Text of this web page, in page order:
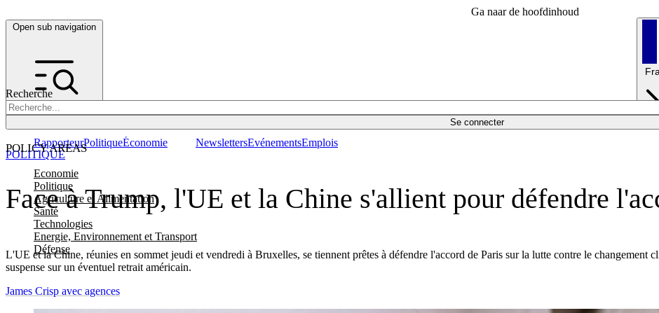
Ga naar de hoofdinhoud
Open sub navigation
Recherche
Se connecter
POLICY AREAS
Economie
Politique
Agriculture et Alimentation
Santé
Technologies
Energie, Environnement et Transport
Défense
RapporteurPolitiqueÉconomie NewslettersEvénementsEmplois
Face à Trump, l'UE et la Chine s'allient pour défendre
L'UE et la Chine, réunies en sommet jeudi et vendredi à Bruxelles, se tiennent prêtes à défendre l'accord de Paris sur la lutte contre le
suspense sur un éventuel retrait américain.
POLITIQUE
James Crisp avec agences